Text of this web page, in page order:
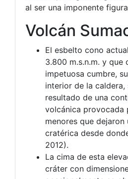
al ser una imponente
Volcán
El esbelto cono
3.800 m.s.n.m. y que
impetuosa cumbre,
interior de la caldera,
resultado de una
volcánica provocada
menores que dejaron
cratérica desde
2012).
La cima de esta
cráter con